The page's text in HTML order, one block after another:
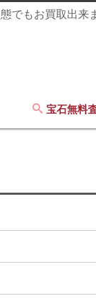
でもお買取出来
宝石無料